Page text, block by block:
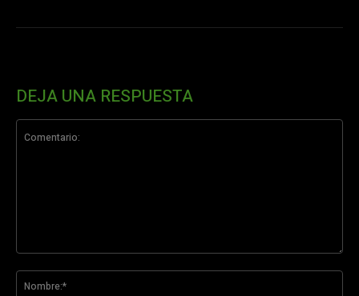
DEJA UNA RESPUESTA